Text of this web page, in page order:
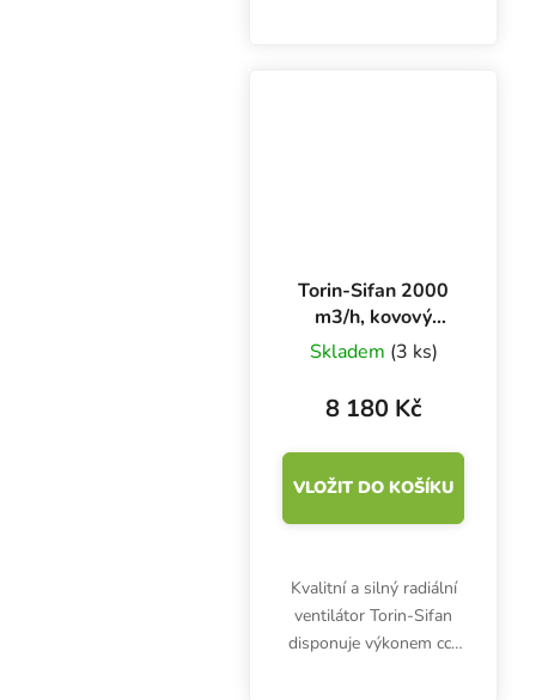
Torin-Sifan 2000
m3/h, kovový
ventilátor ulita
[241-181]
Skladem (3 ks)
8 180 Kč
VLOŽIT DO KOŠÍKU
Kvalitní a silný radiální
ventilátor Torin-Sifan
disponuje výkonem cca